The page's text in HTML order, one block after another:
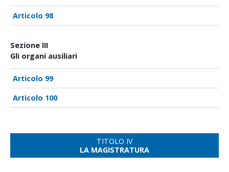
98
Sezione III
Gli organi ausiliari
99
100
TITOLO IV
LA MAGISTRATURA